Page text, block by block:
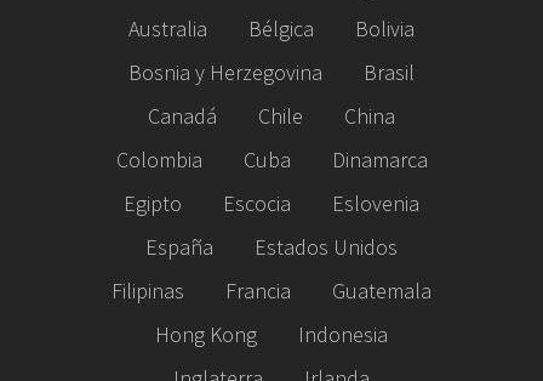
Australia
Bélgica
Bolivia
Bosnia y Herzegovina
Brasil
Canadá
Chile
China
Colombia
Cuba
Dinamarca
Egipto
Escocia
Eslovenia
España
Estados Unidos
Filipinas
Francia
Guatemala
Hong Kong
Indonesia